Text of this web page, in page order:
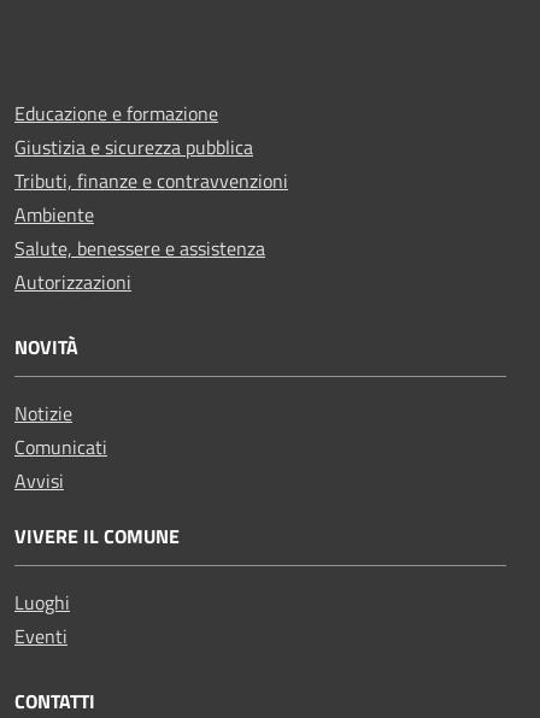
Educazione e formazione
Giustizia e sicurezza pubblica
Tributi, finanze e contravvenzioni
Ambiente
Salute, benessere e assistenza
Autorizzazioni
NOVITÀ
Notizie
Comunicati
Avvisi
VIVERE IL COMUNE
Luoghi
Eventi
CONTATTI